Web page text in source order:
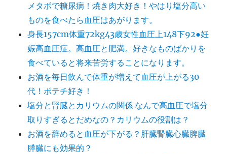
メタボで糖尿病！焼き肉大好き！やはり塩分高い
ものを食べたら血圧はあがります。
身長157cm体重72kg43歳女性血圧上148下92●妊
娠高血圧症。高血圧と肥満。好きなものばかりを
食べていると将来苦労することになります。
お酒を毎日飲んで体重が増えて血圧が上がる30
代！ポテチ好き！
塩分と腎臓とカリウムの関係 なんで高血圧で塩分
取りすぎるとだめなの？カリウムの役割は？
お酒を辞めると血圧が下がる？肝臓腎臓心臓脾臓
膵臓にも効果的？